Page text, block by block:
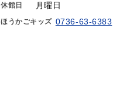
休館日 月曜日
ほうかごキッズ 0736-63-6383